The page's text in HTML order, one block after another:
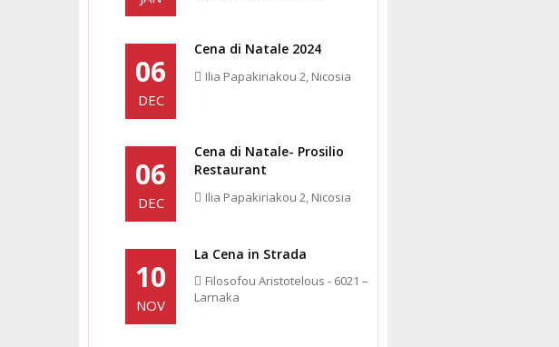
06
DEC
Cena di Natale 2024
Ilia Papakiriakou 2, Nicosia
06
DEC
Cena di Natale- Prosilio
Restaurant
Ilia Papakiriakou 2, Nicosia
10
NOV
La Cena in Strada
Filosofou Aristotelous - 6021 –
Larnaka